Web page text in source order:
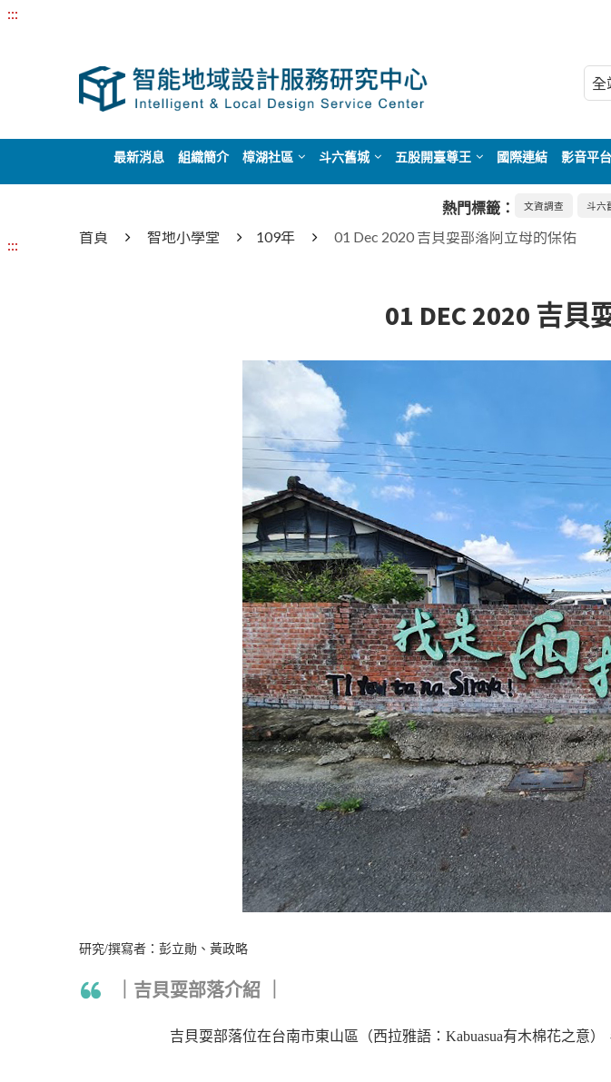
:::
最新消息 組織簡介 樟湖社區 斗六舊城 五股開臺尊王 國際連結 影音平台
熱門標籤： 文資調查 斗六
::: 首頁 智地小學堂 109年 01 Dec 2020 吉貝耍部落阿立母的保佑
01 DEC 2020 吉
研究/撰寫者：彭立勛、黃政略
｜吉貝耍部落介紹 ｜
吉貝耍部落位在台南市東山區（西拉雅語：Kabuasua有木棉花之意）